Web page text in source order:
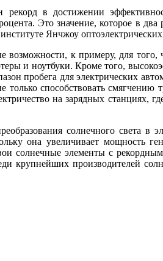
в достижении
Это значение, которое в
Янчжоу
к примеру, для того,
и ноутбуки. Кроме того,
пробега для электрических
только способствовать
на зарядных станциях,
солнечного света в
она увеличивает мощность
солнечные элементы с
крупнейших производителей